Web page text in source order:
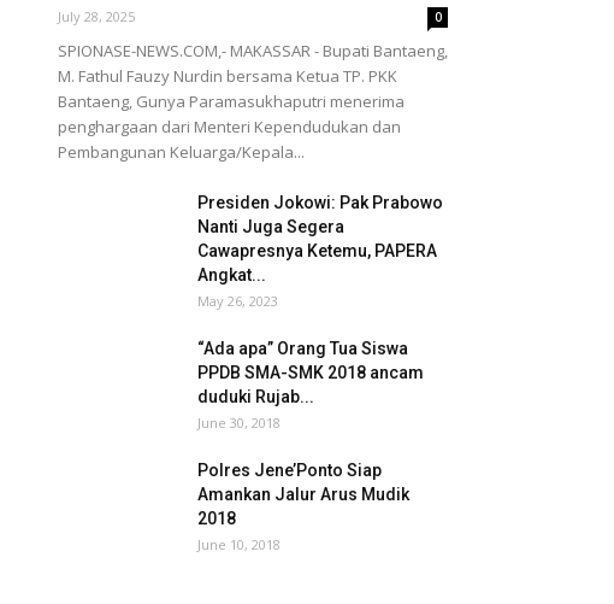
July 28, 2025 0
SPIONASE-NEWS.COM,- MAKASSAR - Bupati Bantaeng,
M. Fathul Fauzy Nurdin bersama Ketua TP. PKK
Bantaeng, Gunya Paramasukhaputri menerima
penghargaan dari Menteri Kependudukan dan
Pembangunan Keluarga/Kepala...
Presiden Jokowi: Pak Prabowo
Nanti Juga Segera
Cawapresnya Ketemu, PAPERA
Angkat...
May 26, 2023
“Ada apa” Orang Tua Siswa
PPDB SMA-SMK 2018 ancam
duduki Rujab...
June 30, 2018
Polres Jene’Ponto Siap
Amankan Jalur Arus Mudik
2018
June 10, 2018